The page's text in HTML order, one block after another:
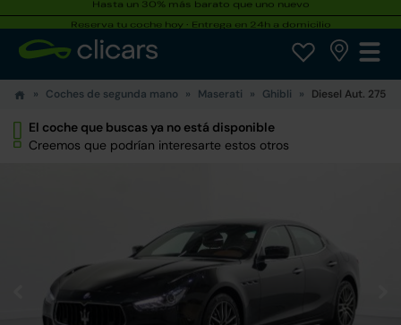
Reserva tu coche hoy · Entrega en 24h a domicilio
Coches de segunda mano Maserati Ghibli Diesel Aut. 275
El coche que buscas ya no está disponible
Creemos que podrían interesarte estos otros